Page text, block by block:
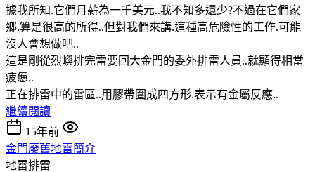
據我所知.它們月薪為一千美元..我不知多還少?不過在它們家
鄉.算是很高的所得..但對我們來講.這種高危險性的工作.可能
沒人會想做吧..
這是剛從烈嶼排完雷要回大金門的委外排雷人員..就顯得相當
疲憊..
正在排雷中的雷區..用膠帶圍成四方形.表示有金屬反應..
繼續閱讀
15年前
金門廢舊地雷簡介
地雷排雷